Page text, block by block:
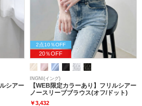
シアー
2点10％OFF
20％OFF
INGNI(イング)
【WEB限定カラーあり】フリルシアー
ノースリーブブラウス(オフ/ドット)
￥3,432